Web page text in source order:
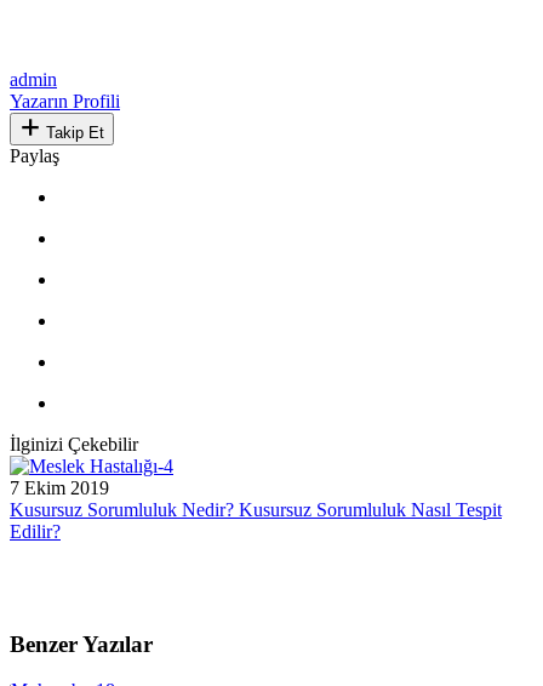
admin
Yazarın Profili
Takip Et
Paylaş
İlginizi Çekebilir
7 Ekim 2019
Kusursuz Sorumluluk Nedir? Kusursuz Sorumluluk Nasıl Tespit
Edilir?
Benzer Yazılar